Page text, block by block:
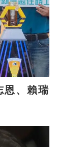
、賴瑞